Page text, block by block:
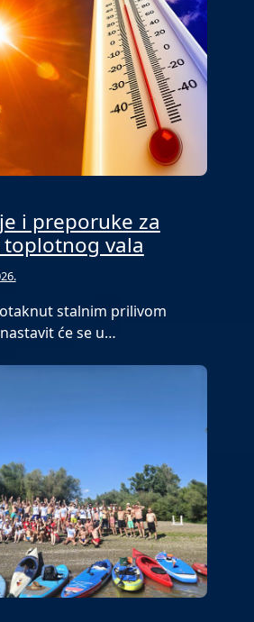
i preporuke za
vala
stalnim prilivom
će se u…